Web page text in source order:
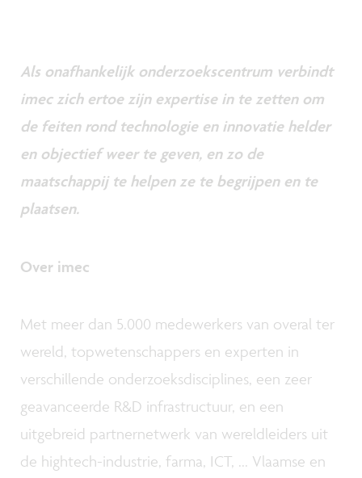
Als onafhankelijk onderzoekscentrum verbindt
imec zich ertoe zijn expertise in te zetten om
de feiten rond technologie en innovatie helder
en objectief weer te geven, en zo de
maatschappij te helpen ze te begrijpen en te
plaatsen.
Over imec
Met meer dan 5.000 medewerkers van overal ter
wereld, topwetenschappers en experten in
verschillende onderzoeksdisciplines, een zeer
geavanceerde R&D infrastructuur, en een
uitgebreid partnernetwerk van wereldleiders uit
de hightech-industrie, farma, ICT, ... Vlaamse en